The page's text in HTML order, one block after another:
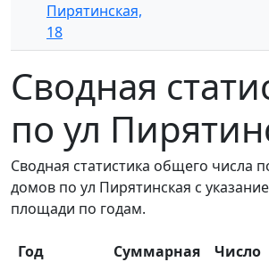
Пирятинская,
18
Сводная
по ул
Сводная статистика общего числа
домов по ул Пирятинская с
площади по годам.
Год
Суммарная
Число